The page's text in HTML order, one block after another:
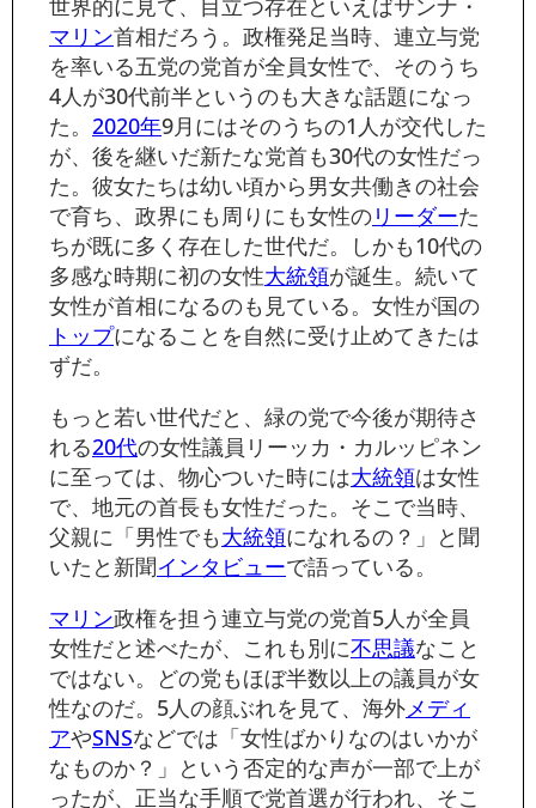
マリン首相だろう。政権発足当時、連立与党
を率いる五党の党首が全員女性で、そのうち
4人が30代前半というのも大きな話題になっ
た。 2020年9月にはそのうちの1人が交代した
が、後を継いだ新たな党首も30代の女性だっ
た。彼女たちは幼い頃から男女共働きの社会
で育ち、政界にも周りにも女性のリーダーた
ちが既に多く存在した世代だ。しかも10代の
多感な時期に初の女性大統領が誕生。続いて
女性が首相になるのも見ている。女性が国の
トップになることを自然に受け止めてきたは
ずだ。
もっと若い世代だと、緑の党で今後が期待さ
れる20代の女性議員リーッカ・カルッピネン
に至っては、物心ついた時には大統領は女性
で、地元の首長も女性だった。そこで当時、
父親に「男性でも大統領になれるの？」と聞
いたと新聞インタビューで語っている。
マリン政権を担う連立与党の党首5人が全員
女性だと述べたが、これも別に不思議なこと
ではない。どの党もほぼ半数以上の議員が女
性なのだ。5人の顔ぶれを見て、海外メディ
アやSNSなどでは「女性ばかりなのはいかが
なものか？」という否定的な声が一部で上が
ったが、正当な手順で党首選が行われ、そこ